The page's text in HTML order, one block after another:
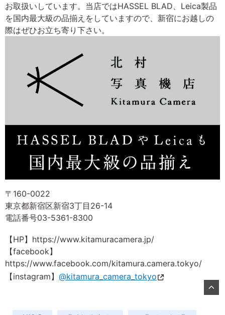
お取扱いしています。当店ではHASSEL BLAD、Leica製品
を国内最大級の品揃えをしていますので、新宿にお越しの
際はぜひお立ち寄り下さい。
〒160-0022
東京都新宿区新宿3丁目26-14
電話番号03-5361-8300
【HP】https://www.kitamuracamera.jp/
【facebook】
https://www.facebook.com/kitamura.camera.tokyo/
【instagram】 @kitamura_camera_tokyo